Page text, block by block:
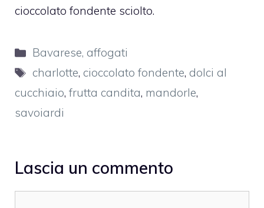
cioccolato fondente sciolto.
Categorie
Bavarese, affogati
Tag
charlotte, cioccolato fondente, dolci al
cucchiaio, frutta candita, mandorle,
savoiardi
Lascia un commento